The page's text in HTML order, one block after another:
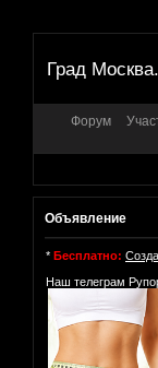
Град
Форум
Объявление
* Бесплатно:
Наш телеграм